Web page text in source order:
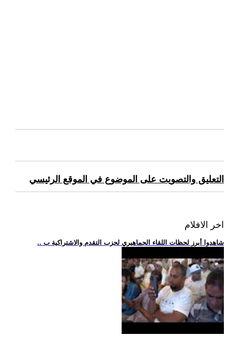
التعليق والتصويت على الموضوع في الموقع الرئيسي
اخر الافلام
.. شاهدوا أبرز لحظات اللقاء الجماهيري لحزب التقدم والاشتراكية ب